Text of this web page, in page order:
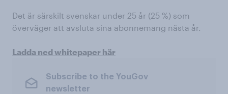
Det är särskilt svenskar under 25 år (25 %) som
överväger att avsluta sina abonnemang nästa år.
Ladda ned whitepaper här
Subscribe to the YouGov
newsletter